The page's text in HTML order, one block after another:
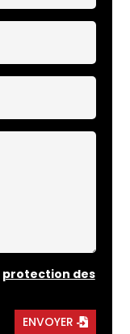
protection des
ENVOYER